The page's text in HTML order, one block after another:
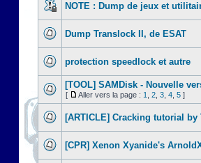
NOTE : Dump de jeux et
Dump Translock II, de ESAT
protection speedlock et autre
[TOOL] SAMDisk - Nouvelle
[ Aller vers la page : 1 2 3 4 5 ]
[ARTICLE] Cracking tutorial by
[CPR] Xenon Xyanide's